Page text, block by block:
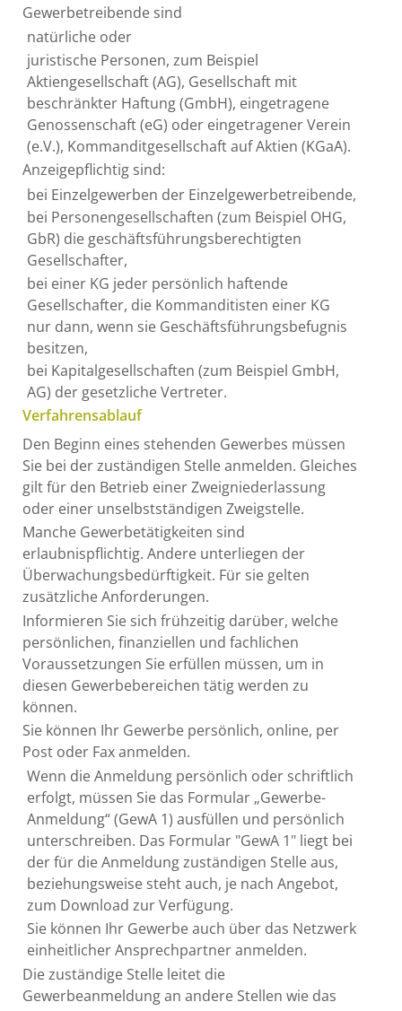
Gewerbetreibende sind
natürliche oder
juristische Personen, zum Beispiel
Aktiengesellschaft (AG), Gesellschaft mit
beschränkter Haftung (GmbH), eingetragene
Genossenschaft (eG) oder eingetragener Verein
(e.V.), Kommanditgesellschaft auf Aktien (KGaA).
Anzeigepflichtig sind:
bei Einzelgewerben der Einzelgewerbetreibende,
bei Personengesellschaften (zum Beispiel OHG,
GbR) die geschäftsführungsberechtigten
Gesellschafter,
bei einer KG jeder persönlich haftende
Gesellschafter, die Kommanditisten einer KG
nur dann, wenn sie Geschäftsführungsbefugnis
besitzen,
bei Kapitalgesellschaften (zum Beispiel GmbH,
AG) der gesetzliche Vertreter.
Verfahrensablauf
Den Beginn eines stehenden Gewerbes müssen
Sie bei der zuständigen Stelle anmelden. Gleiches
gilt für den Betrieb einer Zweigniederlassung
oder einer unselbstständigen Zweigstelle.
Manche Gewerbetätigkeiten sind
erlaubnispflichtig. Andere unterliegen der
Überwachungsbedürftigkeit. Für sie gelten
zusätzliche Anforderungen.
Informieren Sie sich frühzeitig darüber, welche
persönlichen, finanziellen und fachlichen
Voraussetzungen Sie erfüllen müssen, um in
diesen Gewerbebereichen tätig werden zu
können.
Sie können Ihr Gewerbe persönlich, online, per
Post oder Fax anmelden.
Wenn die Anmeldung persönlich oder schriftlich
erfolgt, müssen Sie das Formular „Gewerbe-
Anmeldung“ (GewA 1) ausfüllen und persönlich
unterschreiben. Das Formular "GewA 1" liegt bei
der für die Anmeldung zuständigen Stelle aus,
beziehungsweise steht auch, je nach Angebot,
zum Download zur Verfügung.
Sie können Ihr Gewerbe auch über das Netzwerk
einheitlicher Ansprechpartner anmelden.
Die zuständige Stelle leitet die
Gewerbeanmeldung an andere Stellen wie das